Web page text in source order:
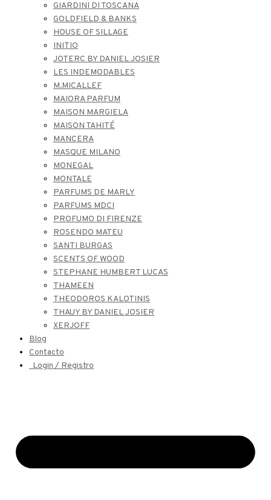
GIARDINI DI TOSCANA
GOLDFIELD & BANKS
HOUSE OF SILLAGE
INITIO
JOTERC BY DANIEL JOSIER
LES INDEMODABLES
M.MICALLEF
MAIORA PARFUM
MAISON MARGIELA
MAISON TAHITÉ
MANCERA
MASQUE MILANO
MONEGAL
MONTALE
PARFUMS DE MARLY
PARFUMS MDCI
PROFUMO DI FIRENZE
ROSENDO MATEU
SANTI BURGAS
SCENTS OF WOOD
STEPHANE HUMBERT LUCAS
THAMEEN
THEODOROS KALOTINIS
THAUY BY DANIEL JOSIER
XERJOFF
Blog
Contacto
Login / Registro